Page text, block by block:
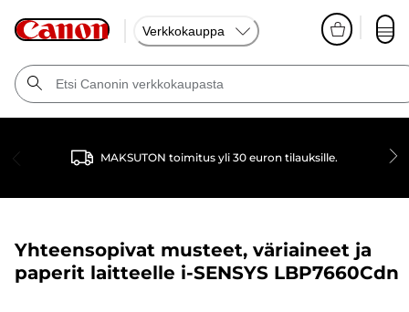
Verkkokauppa
MAKSUTON toimitus yli 30 euron tilauksille.
Yhteensopivat musteet, väriaineet ja
paperit laitteelle i-SENSYS LBP7660Cdn